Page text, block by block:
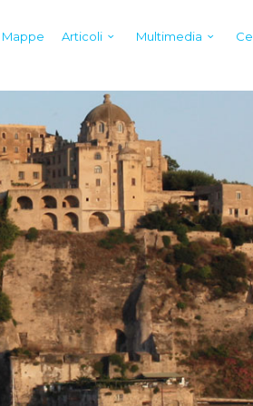
Mappe Articoli Multimedia